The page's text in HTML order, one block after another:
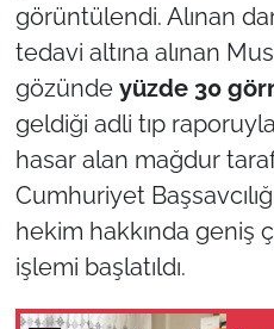
görüntülendi. Alınan
tedavi altına alınan
gözünde yüzde 30
geldiği adli tıp
hasar alan mağdur
Cumhuriyet
hekim hakkında geniş
işlemi başlatıldı.